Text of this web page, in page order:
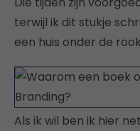
terwijl ik dit stukje
een huis onder de
Als ik wil ben ik hier